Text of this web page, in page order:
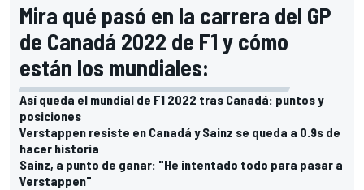
Mira qué pasó en la carrera del GP
de Canadá 2022 de F1 y cómo
están los mundiales:
Así queda el mundial de F1 2022 tras Canadá: puntos y
posiciones
Verstappen resiste en Canadá y Sainz se queda a 0.9s de
hacer historia
Sainz, a punto de ganar: "He intentado todo para pasar a
Verstappen"